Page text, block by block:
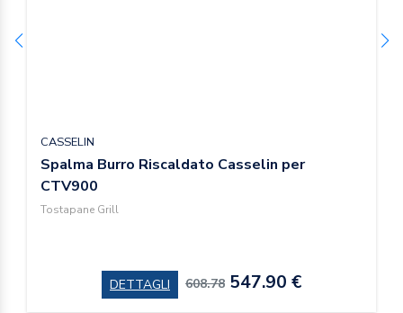
CASSELIN
Spalma Burro Riscaldato Casselin per
CTV900
Tostapane Grill
DETTAGLI 608.78 547.90 €